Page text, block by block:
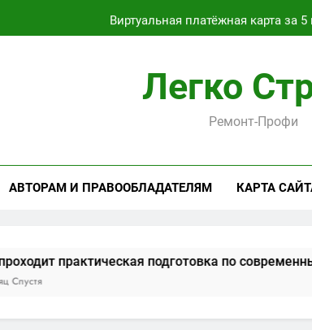
Виртуальная платёжная карта за
Как проходит практическая
Легко
Ремонт-Профи
АВТОРАМ И ПРАВООБЛАДАТЕЛЯМ КАРТА
подготовка по современным